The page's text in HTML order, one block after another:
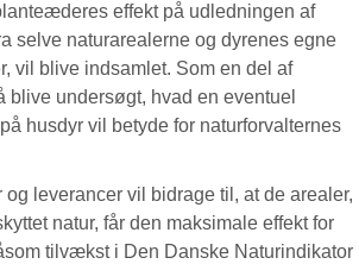
effekt på udledningen af
selve naturarealerne og dyrenes egne
vil blive indsamlet. Som en del af
blive undersøgt, hvad en eventuel
husdyr vil betyde for naturforvalternes
og leverancer vil bidrage til, at de arealer,
natur, får den maksimale effekt for
tilvækst i Den Danske Naturindikator